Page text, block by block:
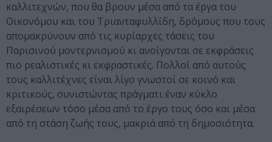
καλλιτεχνών, που θα βρουν μέσα από τα έργα του
Οικονόμου και του Τριανταφυλλίδη, δρόμους που τους
απομακρύνουν από τις κυρίαρχες τάσεις του
Παρισινού μοντερνισμού κι ανοίγονται σε εκφράσεις
πιο ρεαλιστικές κι εκφραστικές. Πολλοί από αυτούς
τους καλλιτέχνες είναι λίγο γνωστοί σε κοινό και
κριτικούς, συνιστώντας πράγματι έναν κύκλο
εξαιρέσεων τόσο μέσα από το έργο τους όσο και μέσα
από τη στάση ζωής τους, μακριά από τη δημοσιότητα.